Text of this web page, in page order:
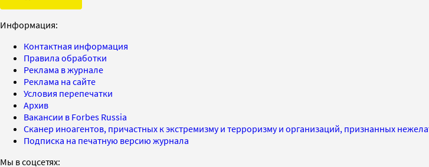
Информация:
Контактная информация
Правила обработки
Реклама в журнале
Реклама на сайте
Условия перепечатки
Архив
Вакансии в Forbes Russia
Сканер иноагентов, причастных к экстремизму и терроризму и организаций, признанных
Подписка на печатную версию журнала
Мы в соцсетях: